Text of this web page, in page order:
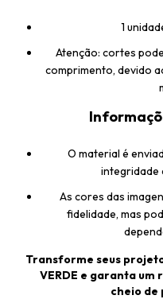
1
Atenção: cortes
comprimento, devido
O material é
integridade
As cores das
fidelidade, mas
Transforme seus
VERDE e garanta
cheio de